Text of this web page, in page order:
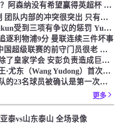
放弃联赛并赶到冠军联赛？阿森纳没有希望赢得英超杯 赢得欧洲冠军的可能性
Choi Kang-Hee失去了控制 团队内部的冲突很突出 只有一个人可以从水火中拯救崔孔
实时广播：Shenhua vs Yukun受到三项有争议的惩罚 Yukun将向中国足球联合会提出投诉
逐利物浦9分 曼联连续三件坏事
3场比赛中两个低级错误 中国超级联赛的前守门员很老 是时候让位了 最好的继任者出现
皇家马德里令人兴奋地消除了皇家学会 安彭负责造成巨大的灾难！
国家橄榄球队23人名单：王·尤东（Wang Yudong）首次被选为第11名 塞吉尼奥（Serginho）在名单上
大新闻！中国国家橄榄球队的23名球员被确认是第一次进入阵容
更多
泰vs山东泰山 全场录像